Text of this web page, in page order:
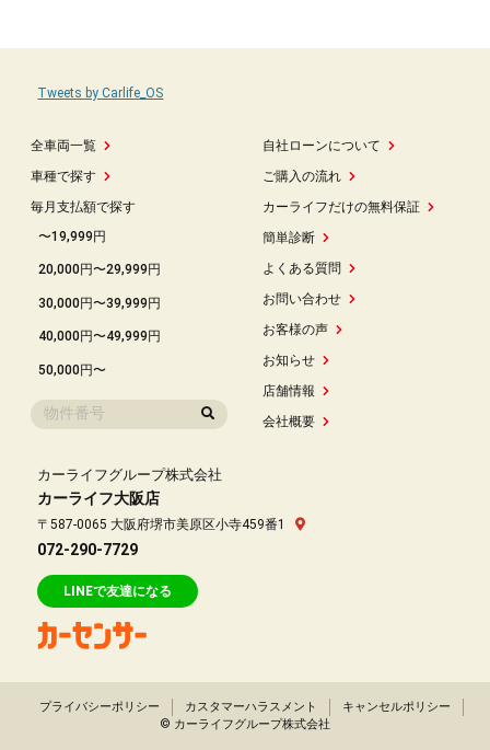
全車両一覧
車種で探す
毎月支払額で探す
〜19,999円
20,000円〜29,999円
30,000円〜39,999円
40,000円〜49,999円
50,000円〜
自社ローンについて
ご購入の流れ
カーライフだけの無料保証
簡単診断
よくある質問
お問い合わせ
お客様の声
お知らせ
店舗情報
会社概要
Tweets by Carlife_OS
カーライフグループ株式会社
カーライフ大阪店
〒587-0065 大阪府堺市美原区小寺459番1
072-290-7729
LINEで友達になる
プライバシーポリシー カスタマーハラスメント
キャンセルポリシー
© カーライフグループ株式会社